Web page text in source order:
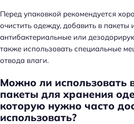
Перед упаковкой рекомендуется
очистить одежду, добавить в пакеты
антибактериальные или
также использовать специальные
отвода влаги.
Можно ли использовать
пакеты для хранения
которую нужно часто
использовать?